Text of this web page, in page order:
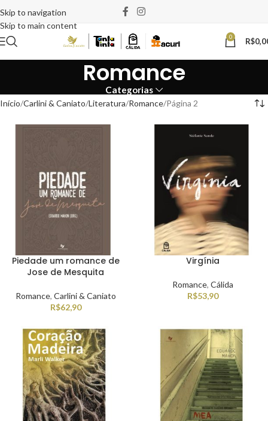
Skip to navigation
Skip to main content
0 R$
Romance
Categorias
Início Carlini & Caniato Literatura Romance Página 2
Piedade um romance de
Jose de Mesquita
Romance, Carlini & Caniato
R$62,90
Virgínia
Romance, Cálida
R$53,90